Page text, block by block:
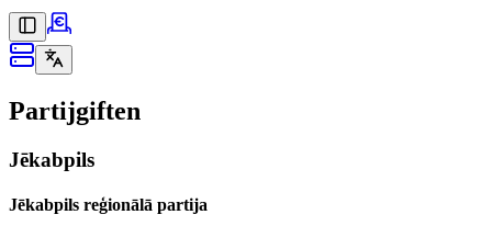
Partijgiften
Jēkabpils
Jēkabpils reģionālā partija